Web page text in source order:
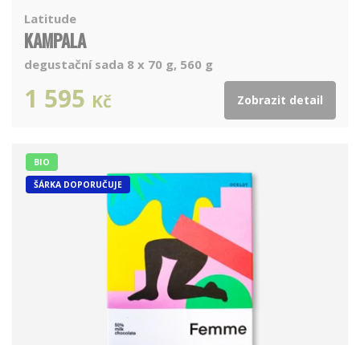
Latitude
KAMPALA
degustační sada 8 x 70 g, 560 g
1 595 Kč Zobrazit detail
BIO
ŠÁRKA DOPORUČUJE